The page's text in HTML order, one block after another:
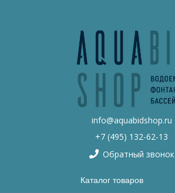
info@aquabidshop.ru
+7 (495) 132-62-13
Обратный звонок
Каталог товаров